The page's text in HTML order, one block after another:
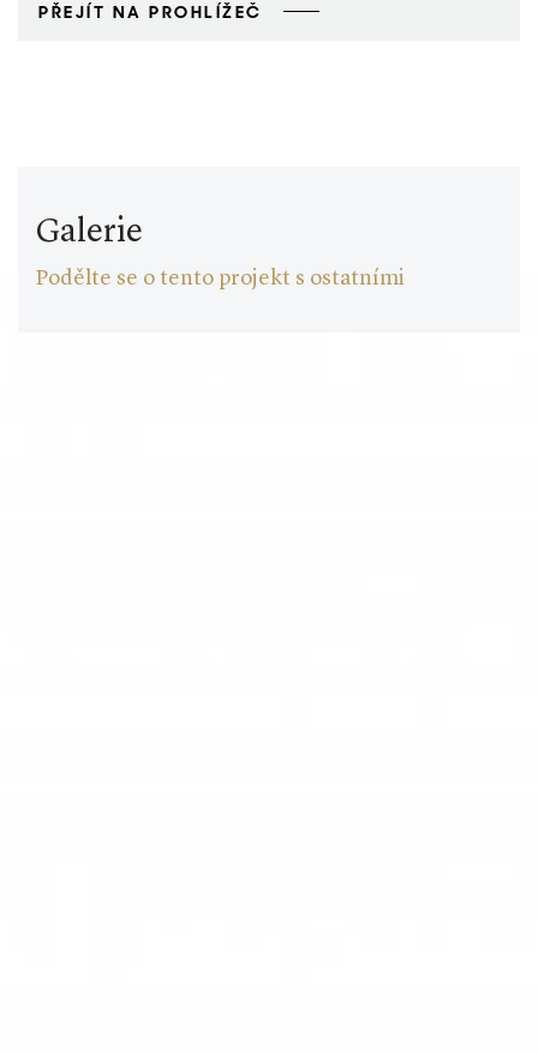
PŘEJÍT NA PROHLÍŽEČ
Galerie
Podělte se o tento projekt s ostatními